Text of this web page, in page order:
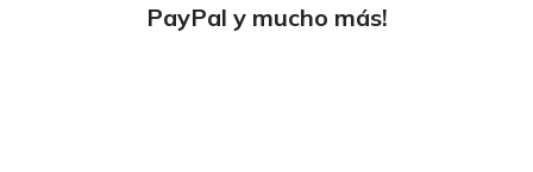
PayPal y mucho más!